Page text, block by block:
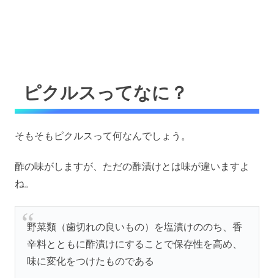
ピクルスってなに？
そもそもピクルスって何なんでしょう。
酢の味がしますが、ただの酢漬けとは味が違いますよ
ね。
野菜類（歯切れの良いもの）を塩漬けののち、香
辛料とともに酢漬けにすることで保存性を高め、
味に変化をつけたものである